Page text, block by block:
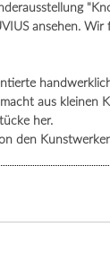
ansehen.
aus kleinen
her.
den